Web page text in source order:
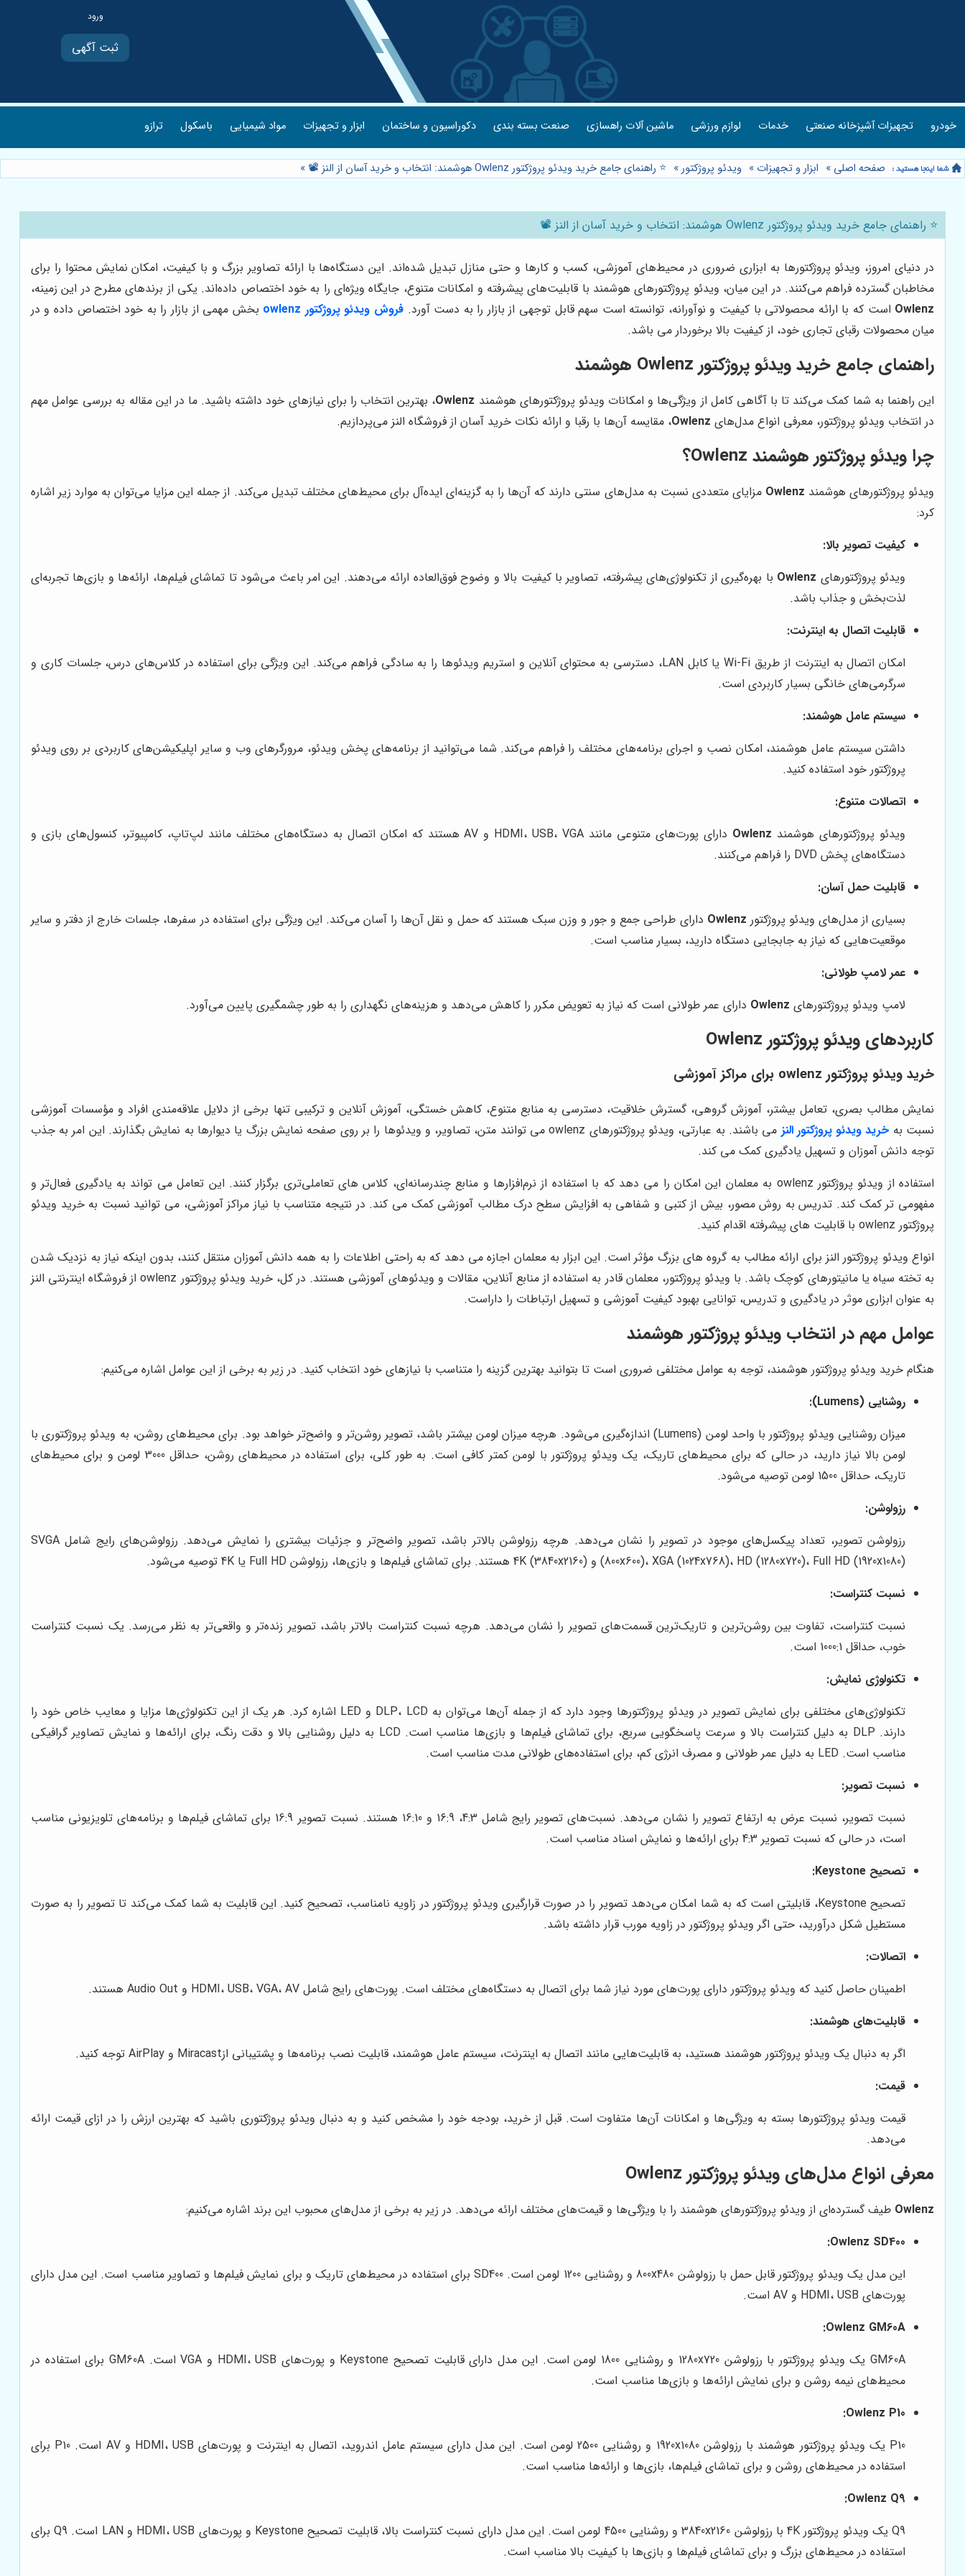
ثبت آگهی
خودرو تجهیزات آشپزخانه صنعتی خدمات لوازم ورزشی ماشین آلات راهسازی صنعت بسته بندی دکوراسیون و ساختمان ابزار و تجهیزات مواد شیمیایی باسکول ترازو
صفحه اصلی » ابزار و تجهیزات » ویدئو پروژکتور» ⭐️ راهنمای جامع خرید ویدئو پروژکتور Owlenz هوشمند: انتخاب و خرید آسان از النز 📽️ »
⭐️ راهنمای جامع خرید ویدئو پروژکتور Owlenz هوشمند: انتخاب و خرید آسان از النز 📽️
در دنیای امروز، ویدئو پروژکتورها به ابزاری ضروری در محیط‌های آموزشی، کسب و کارها و حتی منازل تبدیل شده‌اند. این دستگاه‌ها با ارائه تصاویر بزرگ و با کیفیت، امکان نمایش محتوا را برای
مخاطبان گسترده فراهم می‌کنند. در این میان، ویدئو پروژکتورهای هوشمند با قابلیت‌های پیشرفته و امکانات متنوع، جایگاه ویژه‌ای را به خود اختصاص داده‌اند. یکی از برندهای مطرح در این زمینه،
Owlenz است که با ارائه محصولاتی با کیفیت و نوآورانه، توانسته است سهم قابل توجهی از بازار را به دست آورد.فروش ویدئو پروژکتور owlenz
بخش مهمی از بازار را به خود اختصاص داده و در
میان محصولات رقبای تجاری خود، از کیفیت بالا برخوردار می باشد.
راهنمای جامع خرید ویدئو پروژکتور Owlenz هوشمند
این راهنما به شما کمک می‌کند تا با آگاهی کامل از ویژگی‌ها و امکانات ویدئو پروژکتورهای هوشمند Owlenz، بهترین انتخاب را برای نیازهای خود داشته باشید. ما در این مقاله به بررسی عوامل مهم
در انتخاب ویدئو پروژکتور، معرفی انواع مدل‌های Owlenz، مقایسه آن‌ها با رقبا و ارائه نکات خرید آسان از فروشگاه النز می‌پردازیم.
چرا ویدئو پروژکتور هوشمند Owlenz؟
ویدئو پروژکتورهای هوشمند Owlenz مزایای متعددی نسبت به مدل‌های سنتی دارند که آن‌ها را به گزینه‌ای ایده‌آل برای محیط‌های مختلف تبدیل می‌کند. از جمله این مزایا می‌توان به موارد زیر اشاره
کرد:
کیفیت تصویر بالا:
ویدئو پروژکتورهای Owlenz با بهره‌گیری از تکنولوژی‌های پیشرفته، تصاویر با کیفیت بالا و وضوح فوق‌العاده ارائه می‌دهند. این امر باعث می‌شود تا تماشای فیلم‌ها، ارائه‌ها و بازی‌ها تجربه‌ای
لذت‌بخش و جذاب باشد.
قابلیت اتصال به اینترنت:
امکان اتصال به اینترنت از طریق Wi-Fi یا کابل LAN، دسترسی به محتوای آنلاین و استریم ویدئوها را به سادگی فراهم می‌کند. این ویژگی برای استفاده در کلاس‌های درس، جلسات کاری و
سرگرمی‌های خانگی بسیار کاربردی است.
سیستم عامل هوشمند:
داشتن سیستم عامل هوشمند، امکان نصب و اجرای برنامه‌های مختلف را فراهم می‌کند. شما می‌توانید از برنامه‌های پخش ویدئو، مرورگرهای وب و سایر اپلیکیشن‌های کاربردی بر روی ویدئو
پروژکتور خود استفاده کنید.
اتصالات متنوع:
ویدئو پروژکتورهای هوشمند Owlenz
دارای پورت‌های متنوعی مانند HDMI، USB، VGA و AV هستند که امکان اتصال به دستگاه‌های مختلف مانند لپ‌تاپ، کامپیوتر، کنسول‌های بازی و
دستگاه‌های پخش DVD را فراهم می‌کنند.
قابلیت حمل آسان:
بسیاری از مدل‌های ویدئو پروژکتور Owlenz دارای طراحی جمع و جور و وزن سبک هستند که حمل و نقل آن‌ها را آسان می‌کند. این ویژگی برای استفاده در سفرها، جلسات خارج از دفتر و سایر
موقعیت‌هایی که نیاز به جابجایی دستگاه دارید، بسیار مناسب است.
عمر لامپ طولانی:
لامپ ویدئو پروژکتورهای Owlenz دارای عمر طولانی است که نیاز به تعویض مکرر را کاهش می‌دهد و هزینه‌های نگهداری را به طور چشمگیری پایین می‌آورد.
کاربردهای ویدئو پروژکتور Owlenz
خرید ویدئو پروژکتور owlenz برای مراکز آموزشی
نمایش مطالب بصری، تعامل بیشتر، آموزش گروهی، گسترش خلاقیت، دسترسی به منابع متنوع، کاهش خستگی، آموزش آنلاین و ترکیبی تنها برخی از دلایل علاقه‌مندی افراد و مؤسسات آموزشی
نسبت به خرید ویدئو پروژکتور النز
می باشند. به عبارتی، ویدئو پروژکتورهای owlenz می توانند متن، تصاویر، و ویدئوها را بر روی صفحه نمایش بزرگ یا دیوارها به نمایش بگذارند. این امر به جذب
توجه دانش آموزان و تسهیل یادگیری کمک می کند.
استفاده از ویدئو پروژکتور owlenz به معلمان این امکان را می دهد که با استفاده از نرم‌افزارها و منابع چندرسانه‌ای، کلاس های تعاملی‌تری برگزار کنند. این تعامل می تواند به یادگیری فعال‌تر و
مفهومی تر کمک کند. تدریس به روش مصور، بیش از کتبی و شفاهی به افزایش سطح درک مطالب آموزشی کمک می کند. در نتیجه متناسب با نیاز مراکز آموزشی، می توانید نسبت به خرید ویدئو
پروژکتور owlenz با قابلیت های پیشرفته اقدام کنید.
انواع ویدئو پروژکتور النز برای ارائه مطالب به گروه های بزرگ مؤثر است. این ابزار به معلمان اجازه می دهد که به راحتی اطلاعات را به همه دانش آموزان منتقل کنند، بدون اینکه نیاز به نزدیک شدن
به تخته سیاه یا مانیتورهای کوچک باشد. با ویدئو پروژکتور، معلمان قادر به استفاده از منابع آنلاین، مقالات و ویدئوهای آموزشی هستند. در کل، خرید ویدئو پروژکتور
owlenz از فروشگاه اینترنتی النز
به عنوان ابزاری موثر در یادگیری و تدریس، توانایی بهبود کیفیت آموزشی و تسهیل ارتباطات را داراست.
عوامل مهم در انتخاب ویدئو پروژکتور هوشمند
هنگام خرید ویدئو پروژکتور هوشمند، توجه به عوامل مختلفی ضروری است تا بتوانید بهترین گزینه را متناسب با نیازهای خود انتخاب کنید. در زیر به برخی از این عوامل اشاره می‌کنیم:
روشنایی (Lumens):
میزان روشنایی ویدئو پروژکتور با واحد لومن (Lumens) اندازه‌گیری می‌شود. هرچه میزان لومن بیشتر باشد، تصویر روشن‌تر و واضح‌تر خواهد بود. برای محیط‌های روشن، به ویدئو پروژکتوری با
لومن بالا نیاز دارید، در حالی که برای محیط‌های تاریک، یک ویدئو پروژکتور با لومن کمتر کافی است. به طور کلی، برای استفاده در محیط‌های روشن، حداقل 3000 لومن و برای محیط‌های
تاریک، حداقل 1500 لومن توصیه می‌شود.
رزولوشن:
رزولوشن تصویر، تعداد پیکسل‌های موجود در تصویر را نشان می‌دهد. هرچه رزولوشن بالاتر باشد، تصویر واضح‌تر و جزئیات بیشتری را نمایش می‌دهد. رزولوشن‌های رایج شامل SVGA
(800x600)، XGA (1024x768)، HD (1280x720)، Full HD (1920x1080) و 4K (3840x2160) هستند. برای تماشای فیلم‌ها و بازی‌ها، رزولوشن Full HD یا 4K توصیه می‌شود.
نسبت کنتراست:
نسبت کنتراست، تفاوت بین روشن‌ترین و تاریک‌ترین قسمت‌های تصویر را نشان می‌دهد. هرچه نسبت کنتراست بالاتر باشد، تصویر زنده‌تر و واقعی‌تر به نظر می‌رسد. یک نسبت کنتراست
خوب، حداقل 1000:1 است.
تکنولوژی نمایش:
تکنولوژی‌های مختلفی برای نمایش تصویر در ویدئو پروژکتورها وجود دارد که از جمله آن‌ها می‌توان به DLP، LCD و LED اشاره کرد. هر یک از این تکنولوژی‌ها مزایا و معایب خاص خود را
دارند. DLP به دلیل کنتراست بالا و سرعت پاسخگویی سریع، برای تماشای فیلم‌ها و بازی‌ها مناسب است. LCD به دلیل روشنایی بالا و دقت رنگ، برای ارائه‌ها و نمایش تصاویر گرافیکی
مناسب است. LED به دلیل عمر طولانی و مصرف انرژی کم، برای استفاده‌های طولانی مدت مناسب است.
نسبت تصویر:
نسبت تصویر، نسبت عرض به ارتفاع تصویر را نشان می‌دهد. نسبت‌های تصویر رایج شامل 4:3، 16:9 و 16:10 هستند. نسبت تصویر 16:9 برای تماشای فیلم‌ها و برنامه‌های تلویزیونی مناسب
است، در حالی که نسبت تصویر 4:3 برای ارائه‌ها و نمایش اسناد مناسب است.
تصحیح Keystone:
تصحیح Keystone، قابلیتی است که به شما امکان می‌دهد تصویر را در صورت قرارگیری ویدئو پروژکتور در زاویه نامناسب، تصحیح کنید. این قابلیت به شما کمک می‌کند تا تصویر را به صورت
مستطیل شکل درآورید، حتی اگر ویدئو پروژکتور در زاویه مورب قرار داشته باشد.
اتصالات:
اطمینان حاصل کنید که ویدئو پروژکتور دارای پورت‌های مورد نیاز شما برای اتصال به دستگاه‌های مختلف است. پورت‌های رایج شامل HDMI، USB، VGA، AV و Audio Out هستند.
قابلیت‌های هوشمند:
اگر به دنبال یک ویدئو پروژکتور هوشمند هستید، به قابلیت‌هایی مانند اتصال به اینترنت، سیستم عامل هوشمند، قابلیت نصب برنامه‌ها و پشتیبانی ازMiracast و AirPlay توجه کنید.
قیمت:
قیمت ویدئو پروژکتورها بسته به ویژگی‌ها و امکانات آن‌ها متفاوت است. قبل از خرید، بودجه خود را مشخص کنید و به دنبال ویدئو پروژکتوری باشید که بهترین ارزش را در ازای قیمت ارائه
می‌دهد.
معرفی انواع مدل‌های ویدئو پروژکتور Owlenz
Owlenz طیف گسترده‌ای از ویدئو پروژکتورهای هوشمند را با ویژگی‌ها و قیمت‌های مختلف ارائه می‌دهد. در زیر به برخی از مدل‌های محبوب این برند اشاره می‌کنیم:
Owlenz SD400:
این مدل یک ویدئو پروژکتور قابل حمل با رزولوشن 800x480 و روشنایی 1200 لومن است. SD400 برای استفاده در محیط‌های تاریک و برای نمایش فیلم‌ها و تصاویر مناسب است. این مدل دارای
پورت‌های HDMI، USB و AV است.
Owlenz GM60A:
GM60A یک ویدئو پروژکتور با رزولوشن 1280x720 و روشنایی 1800 لومن است. این مدل دارای قابلیت تصحیح Keystone و پورت‌های HDMI، USB و VGA است. GM60A برای استفاده در
محیط‌های نیمه روشن و برای نمایش ارائه‌ها و بازی‌ها مناسب است.
Owlenz P10:
P10 یک ویدئو پروژکتور هوشمند با رزولوشن 1920x1080 و روشنایی 2500 لومن است. این مدل دارای سیستم عامل اندروید، اتصال به اینترنت و پورت‌های HDMI، USB و AV است. P10 برای
استفاده در محیط‌های روشن و برای تماشای فیلم‌ها، بازی‌ها و ارائه‌ها مناسب است.
Owlenz Q9:
Q9 یک ویدئو پروژکتور 4K با رزولوشن 3840x2160 و روشنایی 4500 لومن است. این مدل دارای نسبت کنتراست بالا، قابلیت تصحیح Keystone و پورت‌های HDMI، USB و LAN است. Q9 برای
استفاده در محیط‌های بزرگ و برای تماشای فیلم‌ها و بازی‌ها با کیفیت بالا مناسب است.